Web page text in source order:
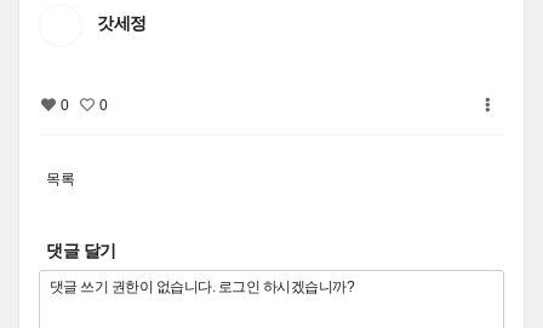
갓세정
0 0
목록
댓글 달기